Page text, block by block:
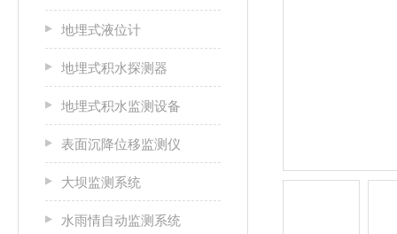
地埋式液位计
地埋式积水探测器
地埋式积水监测设备
表面沉降位移监测仪
大坝监测系统
水雨情自动监测系统